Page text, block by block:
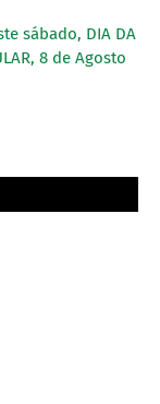
sábado, DIA DA
8 de Agosto